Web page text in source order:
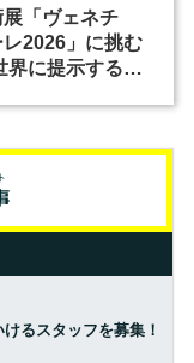
「ヴェネチ
2026」に挑む
に提示する美
るスタッフを募集！